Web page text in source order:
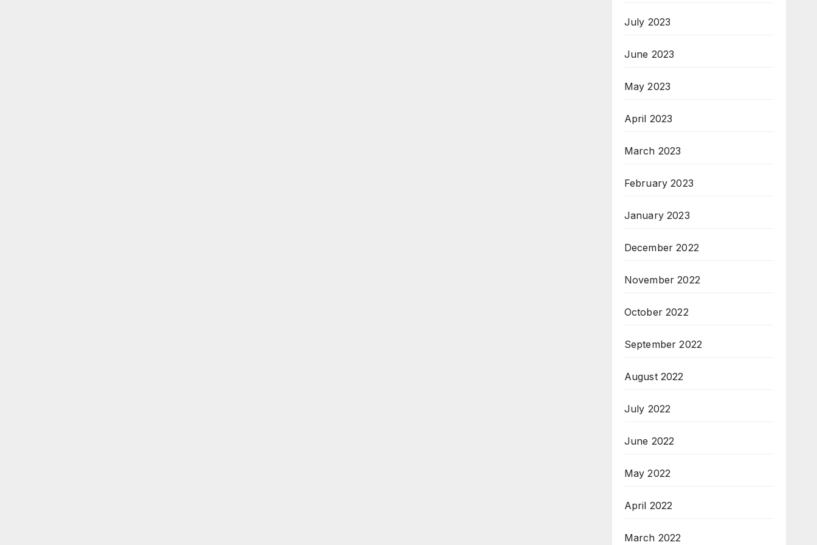
July 2023
June 2023
May 2023
April 2023
March 2023
February 2023
January 2023
December 2022
November 2022
October 2022
September 2022
August 2022
July 2022
June 2022
May 2022
April 2022
March 2022